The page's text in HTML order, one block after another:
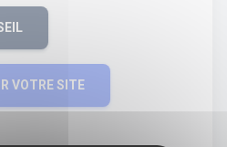
VOTRE SITE